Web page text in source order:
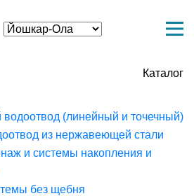
Каталог
(линейный и точечный)
из нержавеющей стали
и системы накопления и
без щебня